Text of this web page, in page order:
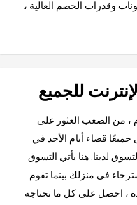
وقدرات الخصم العالية ،
للجميع
، من الصعب العثور على
قضاء أيام الأحد في
لدينا. هنا يأتي التسوق
في منزلك بينما تقوم
، احصل على كل ما تحتاجه